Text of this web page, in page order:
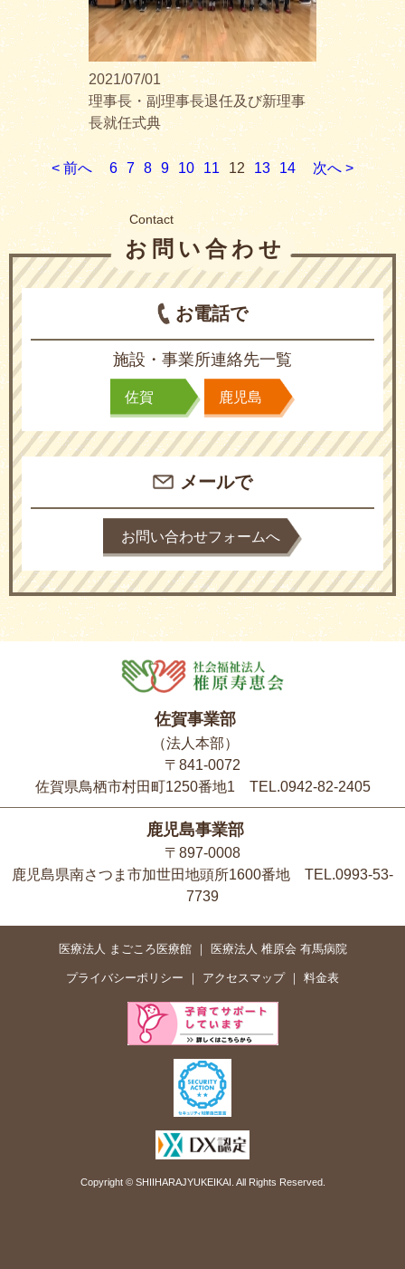
2021/07/01
理事長・副理事長退任及び新理事
長就任式典
< 前へ 6 7 8 9 10 11 12 13 14 次へ >
Contact
お問い合わせ
お電話で
施設・事業所連絡先一覧
佐賀 鹿児島
メールで
お問い合わせフォームへ
佐賀事業部
（法人本部）
〒841-0072
佐賀県鳥栖市村田町1250番地1 TEL.0942-82-2405
鹿児島事業部
〒897-0008
鹿児島県南さつま市加世田地頭所1600番地 TEL.0993-53-
7739
医療法人 まごころ医療館 医療法人 椎原会 有馬病院
プライバシーポリシー アクセスマップ 料金表
Copyright © SHIIHARAJYUKEIKAI. All Rights Reserved.